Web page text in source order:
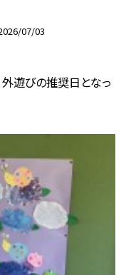
07/03
外遊びの推奨日となっ